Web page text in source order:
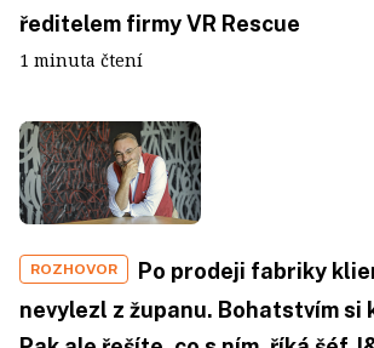
ředitelem firmy VR Rescue
1 minuta čtení
ROZHOVOR
Po prodeji fabriky
nevylezl z županu. Bohatstvím si